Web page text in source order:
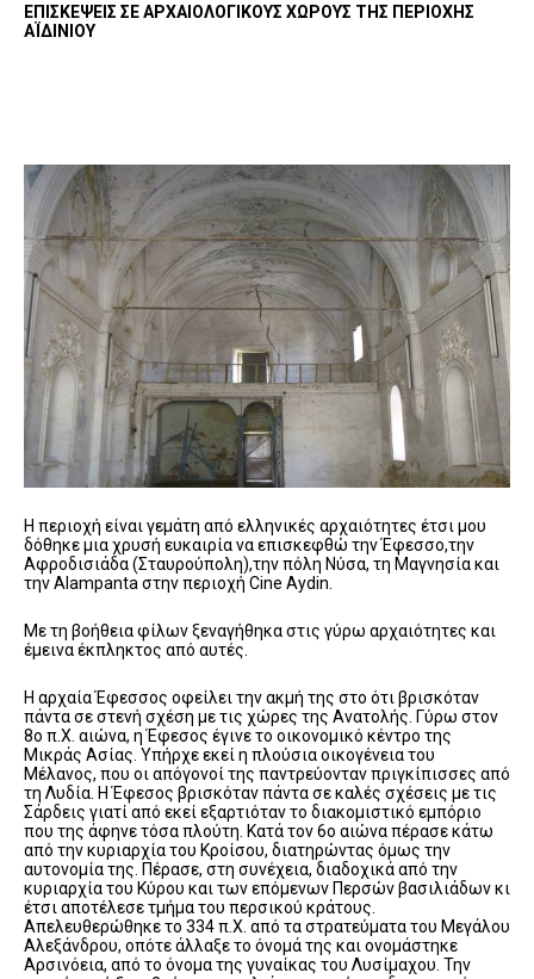
ΕΠΙΣΚΕΨΕΙΣ ΣΕ ΑΡΧΑΙΟΛΟΓΙΚΟΥΣ ΧΩΡΟΥΣ ΤΗΣ ΠΕΡΙΟΧΗΣ
ΑΪΔΙΝΙΟΥ
Η περιοχή είναι γεμάτη από ελληνικές αρχαιότητες έτσι μου
δόθηκε μια χρυσή ευκαιρία να επισκεφθώ την Έφεσσο,την
Αφροδισιάδα (Σταυρούπολη),την πόλη Νύσα, τη Μαγνησία και
την Alampanta στην περιοχή Cine Aydin.
Με τη βοήθεια φίλων ξεναγήθηκα στις γύρω αρχαιότητες και
έμεινα έκπληκτος από αυτές.
H αρχαία Έφεσσος οφείλει την ακμή της στο ότι βρισκόταν
πάντα σε στενή σχέση με τις χώρες της Ανατολής. Γύρω στον
8ο π.Χ. αιώνα, η Έφεσος έγινε το οικονομικό κέντρο της
Μικράς Ασίας. Υπήρχε εκεί η πλούσια οικογένεια του
Μέλανος, που οι απόγονοί της παντρεύονταν πριγκίπισσες από
τη Λυδία. Η Έφεσος βρισκόταν πάντα σε καλές σχέσεις με τις
Σάρδεις γιατί από εκεί εξαρτιόταν το διακομιστικό εμπόριο
που της άφηνε τόσα πλούτη. Κατά τον 6ο αιώνα πέρασε κάτω
από την κυριαρχία του Κροίσου, διατηρώντας όμως την
αυτονομία της. Πέρασε, στη συνέχεια, διαδοχικά από την
κυριαρχία του Κύρου και των επόμενων Περσών βασιλιάδων κι
έτσι αποτέλεσε τμήμα του περσικού κράτους.
Απελευθερώθηκε το 334 π.Χ. από τα στρατεύματα του Μεγάλου
Αλεξάνδρου, οπότε άλλαξε το όνομά της και ονομάστηκε
Αρσινόεια, από το όνομα της γυναίκας του Λυσίμαχου. Την